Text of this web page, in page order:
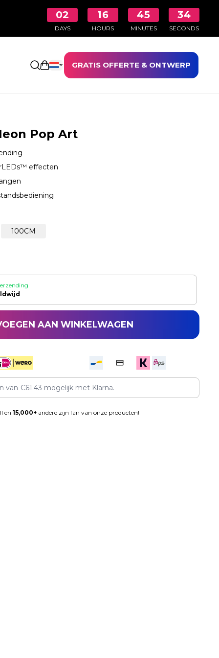
02
DAYS
16
HOURS
45
MINUTES
32
SECONDS
Winkelwagen openen
GRATIS OFFERTE & ONTWERP
Pop Art
effecten
100CM
AAN WINKELWAGEN
van€61.43 mogelijk met Klarna.
en 15,000+andere zijn fan van onze producten!